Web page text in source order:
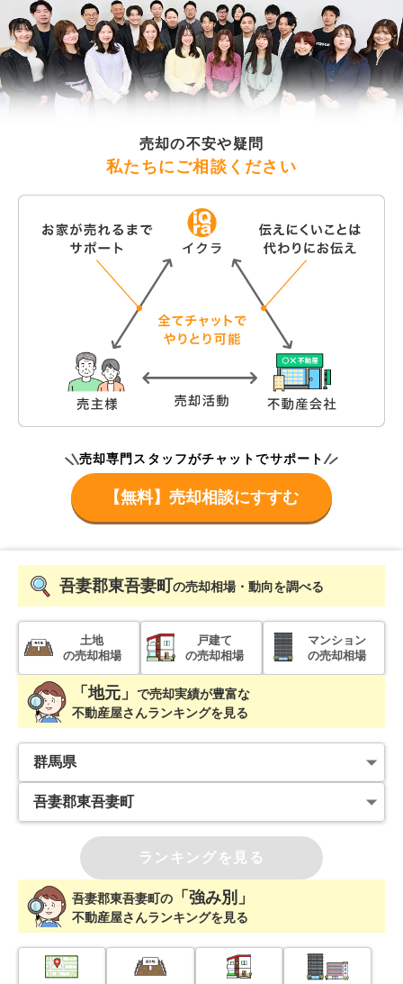
売却の不安や疑問
私たちにご相談ください
売却専門スタッフがチャットでサポート
【無料】売却相談にすすむ
吾妻郡東吾妻町 の売却相場・動向を調べる
土地
の売却相場
戸建て
の売却相場
マンション
の売却相場
「地元」 で売却実績が豊富な
不動産屋さんランキングを見る
ランキングを見る
吾妻郡東吾妻町の「強み別」
不動産屋さんランキングを見る